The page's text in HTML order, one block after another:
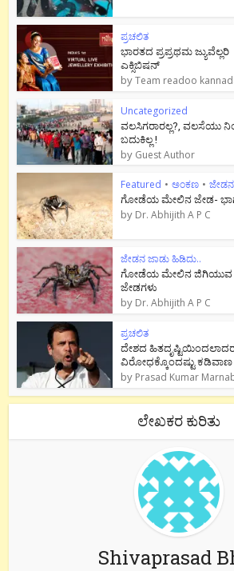
ಪ್ರಚಲಿತ
ಭಾರತದ ಪ್ರಪ್ರಥಮ ಜ್ಯುವೆಲ್ಲರಿ
ಎಕ್ಸಿಬಿಷನ್
byTeam readoo
Uncategorized
ವಲಸಿಗರಾರಲ್ಲ?, ವಲಸೆಯು
ಬದುಕಿಲ್ಲ !
by Guest Author
Featured • ಅಂಕಣ •
ಗೋಡೆಯ ಮೇಲಿನ ಜೇಡ-
by Dr. Abhijith A P C
ಜೇಡನ ಜಾಡು ಹಿಡಿದು..
ಗೋಡೆಯ ಮೇಲಿನ ಜಿಗಿಯುವ
ಜೇಡಗಳು
by Dr. Abhijith A P C
ಪ್ರಚಲಿತ
ದೇಶದ
ವಿರೋಧಕ್ಕೊಂದಷ್ಟು
by Prasad Kumar
ಲೇಖಕರ ಕುರಿತು
Shivaprasad